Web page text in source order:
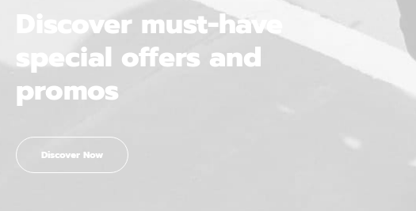
Discover must-have
special offers and
promos
Discover Now